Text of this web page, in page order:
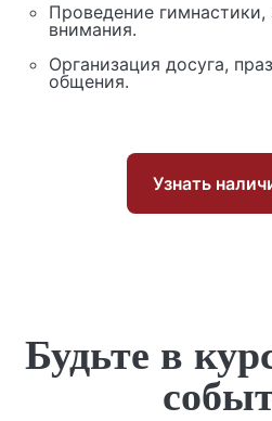
Проведение гимнастики,
внимания.
Организация досуга,
общения.
Узнать
Будьте в